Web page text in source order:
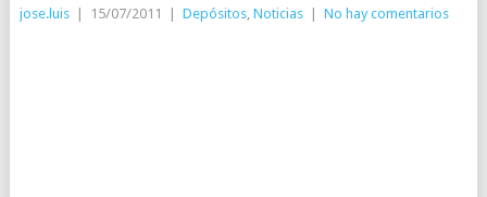
jose.luis 15/07/2011 Depósitos, Noticias No hay comentarios